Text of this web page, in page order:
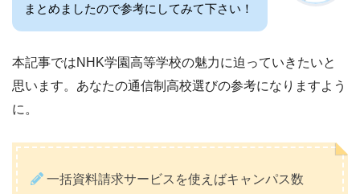
まとめましたので参考にしてみて下さい！
本記事ではNHK学園高等学校の魅力に迫っていきたいと
思います。あなたの通信制高校選びの参考になりますよう
に。
一括資料請求サービスを使えばキャンパス数